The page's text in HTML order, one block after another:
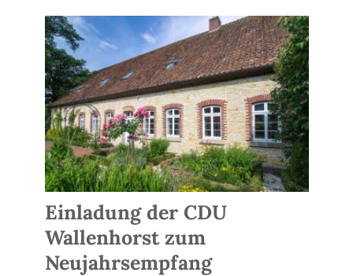
Einladung der CDU
Wallenhorst zum
Neujahrsempfang